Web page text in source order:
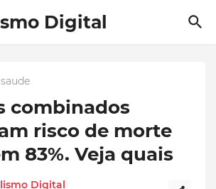
Digital
saude
combinados
risco de morte
83%. Veja quais
Digital